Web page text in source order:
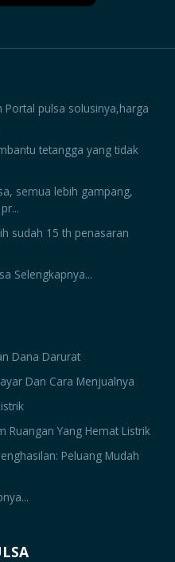
pulsa solusinya,harga
tetangga yang tidak
semua lebih gampang,
sudah 15 th penasaran
Selengkapnya...
Dana Darurat
Dan Cara Menjualnya
Ruangan Yang Hemat Listrik
Peluang Mudah